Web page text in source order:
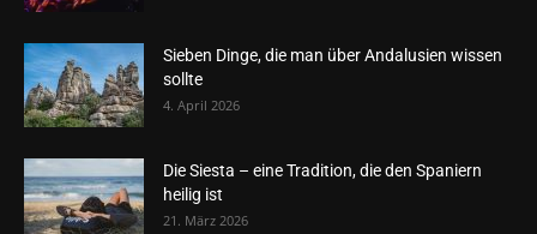
Sieben Dinge, die man über Andalusien wissen
sollte
4. April 2026
Die Siesta – eine Tradition, die den Spaniern
heilig ist
21. März 2026